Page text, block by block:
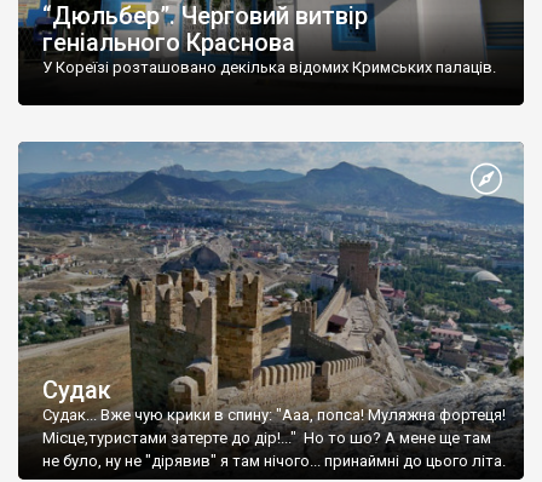
“Дюльбер”. Черговий витвір
геніального Краснова
У Кореїзі розташовано декілька відомих Кримських палаців.
Судак
Судак... Вже чую крики в спину: "Ааа, попса! Муляжна фортеця!
Місце,туристами затерте до дір!..." Но то шо? А мене ще там
не було, ну не "дірявив" я там нічого... принаймні до цього літа.